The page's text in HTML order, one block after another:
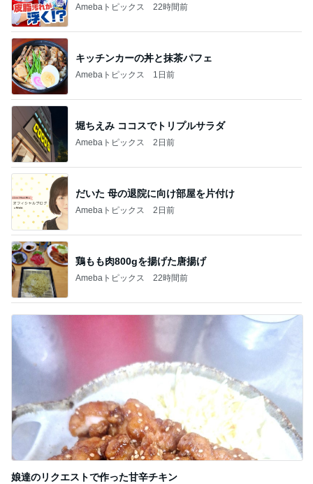
Amebaトピックス 22時間前
キッチンカーの丼と抹茶パフェ
Amebaトピックス 1日前
堀ちえみ ココスでトリプルサラダ
Amebaトピックス 2日前
だいた 母の退院に向け部屋を片付け
Amebaトピックス 2日前
鶏もも肉800gを揚げた唐揚げ
Amebaトピックス 22時間前
娘達のリクエストで作った甘辛チキン